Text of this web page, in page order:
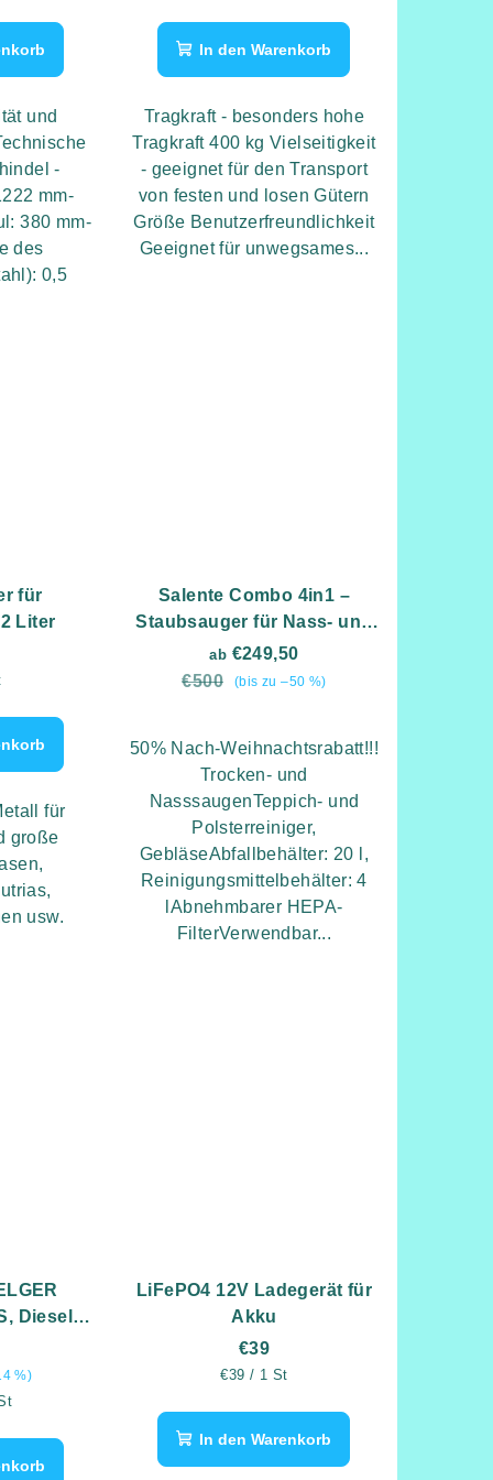
und
-
mm-
380 mm-
des
0,5
In den Warenkorb
Tragkraft - besonders hohe
Tragkraft 400 kg Vielseitigkeit
- geeignet für den Transport
von festen und losen Gütern
Größe Benutzerfreundlichkeit
Geeignet für unwegsames...
für
Liter
für
große
usw.
Salente Combo 4in1 –
Staubsauger für Nass- und
Trockenreinigung,
Teppichreiniger und
ab €249,50
€500
(bis zu –50 %)
50% Nach-Weihnachtsrabatt!!!
Trocken- und
NasssaugenTeppich- und
Polsterreiniger,
GebläseAbfallbehälter: 20 l,
Reinigungsmittelbehälter: 4
lAbnehmbarer HEPA-
FilterVerwendbar...
Diesel
%)
LiFePO4 12V Ladegerät für
Akku
€39
Verkaufspreis:
€39 / 1 St
In den Warenkorb